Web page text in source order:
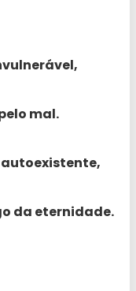
mal.
da eternidade.